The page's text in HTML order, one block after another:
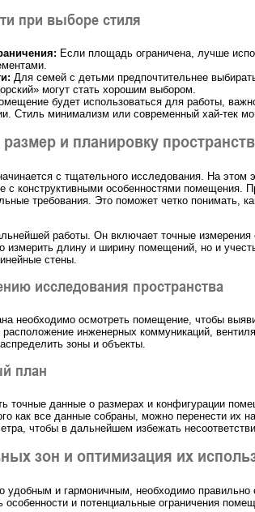
при выборе стиля
Если площадь ограничена, лучше
Для семей с детьми предпочтительнее
могут стать хорошим выбором.
будет использоваться для работы,
Стиль минимализм или современный хай-тек
и планировку
с тщательного исследования. На
с конструктивными особенностями помещения.
требования. Это поможет четко понимать,
работы. Он включает точные
измерить длину и ширину помещений, но и
стены.
исследования пространства
необходимо осмотреть помещение, чтобы
инженерных коммуникаций,
зоны и объекты.
план
данные о размерах и конфигурации
как все данные собраны, можно перенести
чтобы в дальнейшем избежать
зон и оптимизация их
удобным и гармоничным, необходимо
особенности и потенциальные ограничения